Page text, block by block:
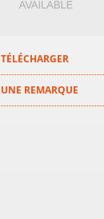
TÉLÉCHARGER
UNE REMARQUE